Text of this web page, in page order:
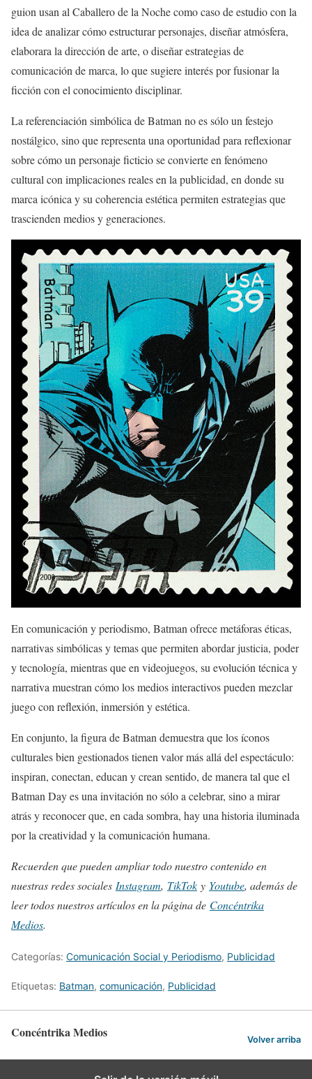
guion usan al Caballero de la Noche como caso de estudio con la
idea de analizar cómo estructurar personajes, diseñar atmósfera,
elaborara la dirección de arte, o diseñar estrategias de
comunicación de marca, lo que sugiere interés por fusionar la
ficción con el conocimiento disciplinar.
La referenciación simbólica de Batman no es sólo un festejo
nostálgico, sino que representa una oportunidad para reflexionar
sobre cómo un personaje ficticio se convierte en fenómeno
cultural con implicaciones reales en la publicidad, en donde su
marca icónica y su coherencia estética permiten estrategias que
trascienden medios y generaciones.
En comunicación y periodismo, Batman ofrece metáforas éticas,
narrativas simbólicas y temas que permiten abordar justicia, poder
y tecnología, mientras que en videojuegos, su evolución técnica y
narrativa muestran cómo los medios interactivos pueden mezclar
juego con reflexión, inmersión y estética.
En conjunto, la figura de Batman demuestra que los íconos
culturales bien gestionados tienen valor más allá del espectáculo:
inspiran, conectan, educan y crean sentido, de manera tal que el
Batman Day es una invitación no sólo a celebrar, sino a mirar
atrás y reconocer que, en cada sombra, hay una historia iluminada
por la creatividad y la comunicación humana.
Recuerden que pueden ampliar todo nuestro contenido en
nuestras redes sociales Instagram, TikTok y Youtube, además de
leer todos nuestros artículos en la página de Concéntrika
Medios.
Categorías: Comunicación Social y Periodismo, Publicidad
Etiquetas: Batman, comunicación, Publicidad
Concéntrika Medios Volver arriba